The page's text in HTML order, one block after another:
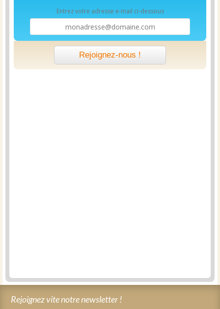
Entrez votre adresse e-mail ci-dessous
Rejoignez-nous !
Rejoignez vite notre newsletter !